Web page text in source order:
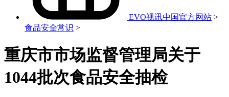
EVO视讯中国官方网站 >
食品安全常识 >
重庆市市场监督管理局关于
1044批次食品安全抽检